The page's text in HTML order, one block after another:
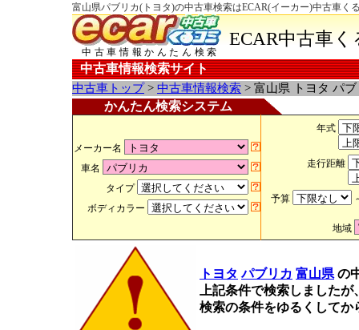
富山県パブリカ(トヨタ)の中古車検索はECAR(イーカー)中古車く
中古車情報かんたん検索
ECAR中古車
中古車情報検索サイト
中古車トップ> 中古車情報検索 > 富山県 トヨタ パ
かんたん検索システム
メーカー名
車名
タイプ
ボディカラー
年式
走行距離
予算
地域
トヨタ パブリカ 富山県 の
上記条件で検索しました
検索の条件をゆるくして